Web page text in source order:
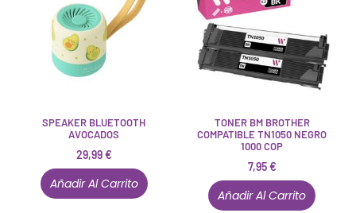
SPEAKER BLUETOOTH
AVOCADOS
29,99€
Añadir Al Carrito
TONER BM BROTHER
COMPATIBLE TN1050 NEGRO
1000 COP
7,95€
Añadir Al Carrito